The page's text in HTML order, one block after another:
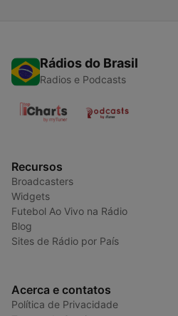
Rádios do Brasil
Radios e Podcasts
Recursos
Broadcasters
Widgets
Futebol Ao Vivo na Rádio
Blog
Sites de Rádio por País
Acerca e contatos
Política de Privacidade